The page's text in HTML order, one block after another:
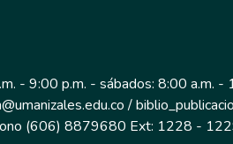
- 9:00 p.m. - sábados: 8:00 a.m. -
/
(606) 8879680 Ext: 1228 -